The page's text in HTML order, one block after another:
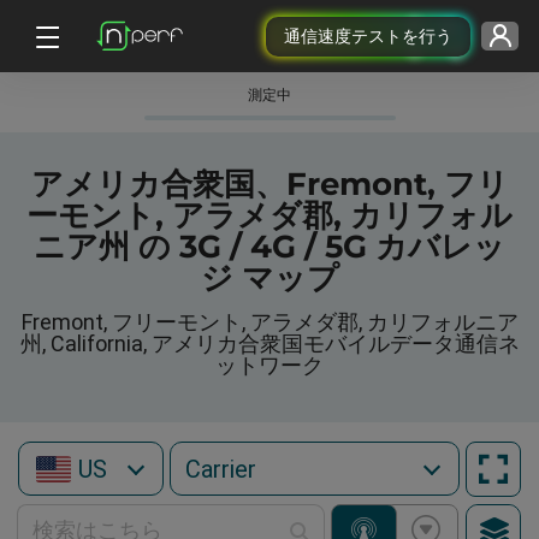
通信速度テストを行う
測定中
アメリカ合衆国、Fremont, フリ
ーモント, アラメダ郡, カリフォル
ニア州 の 3G / 4G / 5G カバレッ
ジ マップ
Fremont, フリーモント, アラメダ郡, カリフォルニア
州, California, アメリカ合衆国モバイルデータ通信ネ
ットワーク
US